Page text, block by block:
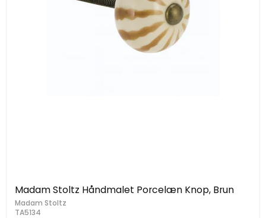
Madam Stoltz Håndmalet Porcelæn Knop, Brun
Madam Stoltz
TA5134